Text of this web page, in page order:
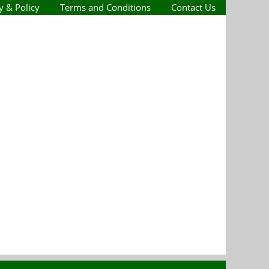
& Policy Terms and Conditions Contact Us